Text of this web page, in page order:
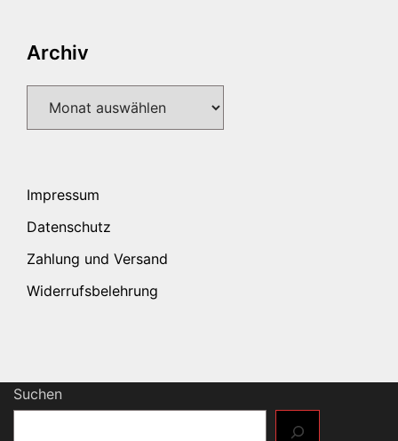
Archiv
Impressum
Datenschutz
Zahlung und Versand
Widerrufsbelehrung
Suchen